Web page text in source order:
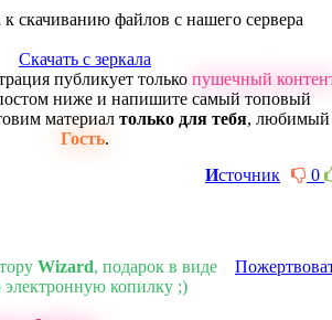
к скачиванию файлов с нашего сервера
Скачать с зеркала
публикует только пушечный
ниже и напишите самый топовый
материал только для тебя, любимый
Гость.
0
Источник
Wizard, подарок в виде
электронную копилку ;)